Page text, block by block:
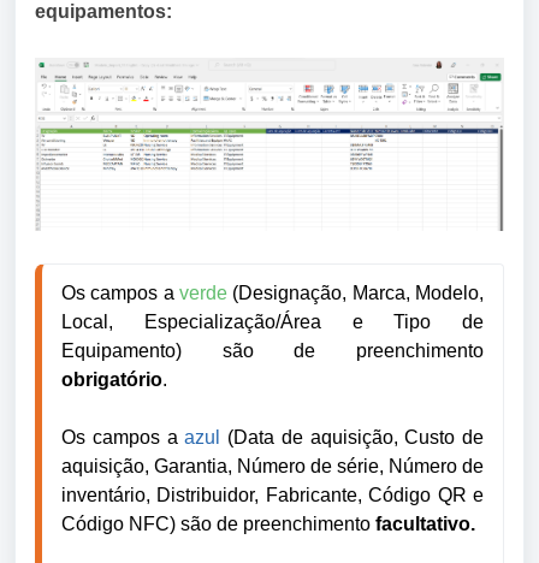
equipamentos:
Os campos a verde (Designação, Marca, Modelo,
Local, Especialização/Área e Tipo de
Equipamento) são de preenchimento
obrigatório.
Os campos aazul (Data de aquisição, Custo de
aquisição, Garantia, Número de série, Número de
inventário, Distribuidor, Fabricante, Código QR e
Código NFC) são de preenchimento facultativo.